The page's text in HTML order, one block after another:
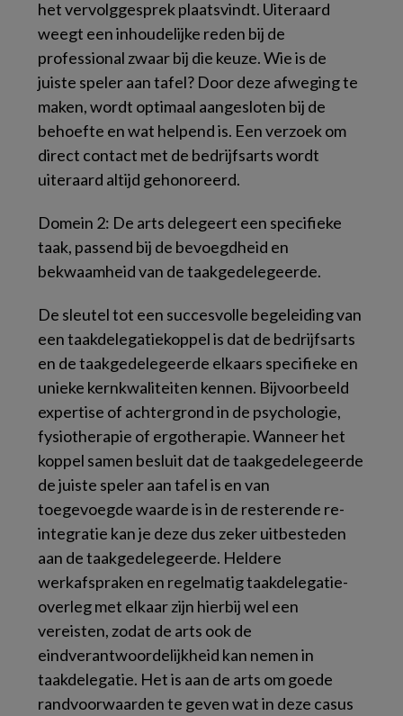
het vervolggesprek plaatsvindt. Uiteraard
weegt een inhoudelijke reden bij de
professional zwaar bij die keuze. Wie is de
juiste speler aan tafel? Door deze afweging te
maken, wordt optimaal aangesloten bij de
behoefte en wat helpend is. Een verzoek om
direct contact met de bedrijfsarts wordt
uiteraard altijd gehonoreerd.
Domein 2: De arts delegeert een specifieke
taak, passend bij de bevoegdheid en
bekwaamheid van de taakgedelegeerde.
De sleutel tot een succesvolle begeleiding van
een taakdelegatiekoppel is dat de bedrijfsarts
en de taakgedelegeerde elkaars specifieke en
unieke kernkwaliteiten kennen. Bijvoorbeeld
expertise of achtergrond in de psychologie,
fysiotherapie of ergotherapie. Wanneer het
koppel samen besluit dat de taakgedelegeerde
de juiste speler aan tafel is en van
toegevoegde waarde is in de resterende re-
integratie kan je deze dus zeker uitbesteden
aan de taakgedelegeerde. Heldere
werkafspraken en regelmatig taakdelegatie-
overleg met elkaar zijn hierbij wel een
vereisten, zodat de arts ook de
eindverantwoordelijkheid kan nemen in
taakdelegatie. Het is aan de arts om goede
randvoorwaarden te geven wat in deze casus